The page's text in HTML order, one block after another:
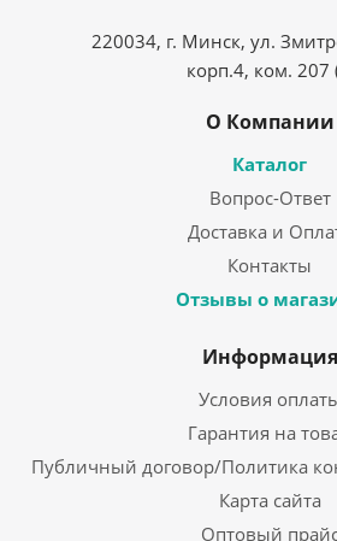
220034, г. Минск, ул.
корп.4, ком. 207
О Компании
Каталог
Вопрос-Ответ
Доставка и
Контакты
Отзывы о
Информация
Условия
Гарантия на
Публичный договор/Политика
Карта сайта
Оптовый